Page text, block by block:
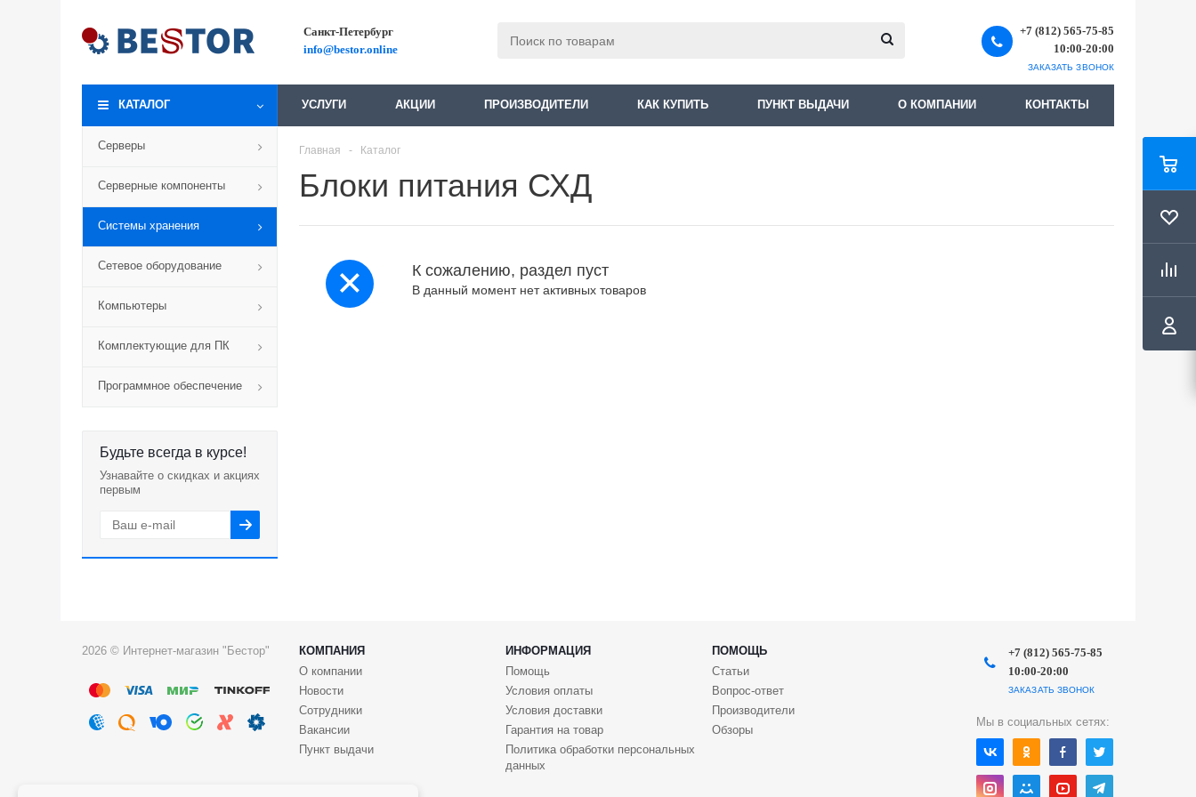
Санкт-Петербург
info@bestor.online
+7 (812) 565-75-85
10:00-20:00
ЗАКАЗАТЬ ЗВОНОК
КАТАЛОГ УСЛУГИ АКЦИИ ПРОИЗВОДИТЕЛИ КАК КУПИТЬ ПУНКТ ВЫДАЧИ О КОМПАНИИ КОНТАКТЫ
Серверы
Серверные компоненты
Системы хранения
Сетевое оборудование
Компьютеры
Комплектующие для ПК
Программное обеспечение
Будьте всегда в курсе!
Узнавайте о скидках и акциях
первым
Главная - Каталог
Блоки питания СХД
К сожалению, раздел пуст
В данный момент нет активных товаров
2026 © Интернет-магазин "Бестор" КОМПАНИЯ ИНФОРМАЦИЯ
ПОМОЩЬ
О компании
Новости
Сотрудники
Вакансии
Пункт выдачи
Помощь
Условия оплаты
Условия доставки
Гарантия на товар
Политика обработки персональных
данных
Статьи
Вопрос-ответ
Производители
Обзоры
+7 (812) 565-75-85
10:00-20:00
ЗАКАЗАТЬ ЗВОНОК
Мы в социальных сетях: